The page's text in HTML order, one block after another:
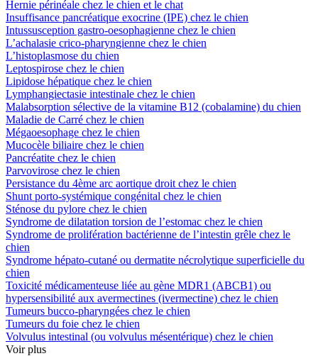
Hernie périnéale chez le chien et le chat
Insuffisance pancréatique exocrine (IPE) chez le chien
Intussusception gastro-oesophagienne chez le chien
L’achalasie crico-pharyngienne chez le chien
L’histoplasmose du chien
Leptospirose chez le chien
Lipidose hépatique chez le chien
Lymphangiectasie intestinale chez le chien
Malabsorption sélective de la vitamine B12 (cobalamine) du chien
Maladie de Carré chez le chien
Mégaoesophage chez le chien
Mucocèle biliaire chez le chien
Pancréatite chez le chien
Parvovirose chez le chien
Persistance du 4ème arc aortique droit chez le chien
Shunt porto-systémique congénital chez le chien
Sténose du pylore chez le chien
Syndrome de dilatation torsion de l’estomac chez le chien
Syndrome de prolifération bactérienne de l’intestin grêle chez le
chien
Syndrome hépato-cutané ou dermatite nécrolytique superficielle du
chien
Toxicité médicamenteuse liée au gène MDR1 (ABCB1) ou
hypersensibilité aux avermectines (ivermectine) chez le chien
Tumeurs bucco-pharyngées chez le chien
Tumeurs du foie chez le chien
Volvulus intestinal (ou volvulus mésentérique) chez le chien
Voir plus